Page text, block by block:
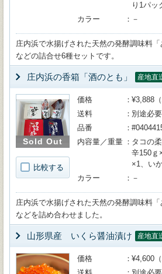
り1パッ
カラー
－
庄内浜で水揚げされた天然の発酵調味料「
などの詰合せ6種セットです。
庄内浜の香箱「酒のとも」 産地直
Sold Out
比較する
価格
¥3,888（
送料
別途必要
品番
内容量／重量
タコの
辛150ｇ
×1、い
カラー
－
庄内浜で水揚げされた天然の発酵調味料「
などを詰め合わせました。
山形県産 いくら醤油漬け 産地直
価格
¥4,600（